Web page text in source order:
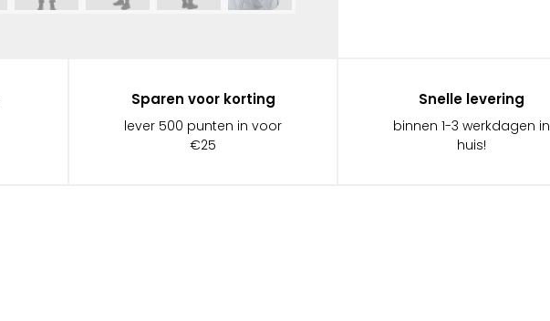
Sparen voor korting
lever 500 punten in voor
€25
Snelle levering
binnen 1-3 werkdagen in
huis!